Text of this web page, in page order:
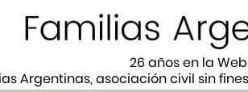
26 años en la Web
Argentinas, asociación civil sin